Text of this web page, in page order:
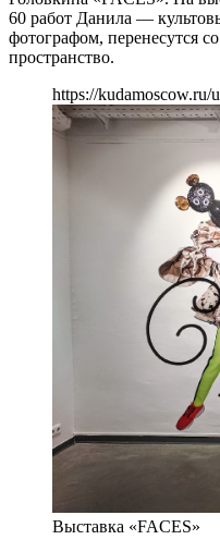
60 работ Данила —
фотографом, перенесутся
пространство.
https://kudamoscow.ru/
Выставка «FACES»